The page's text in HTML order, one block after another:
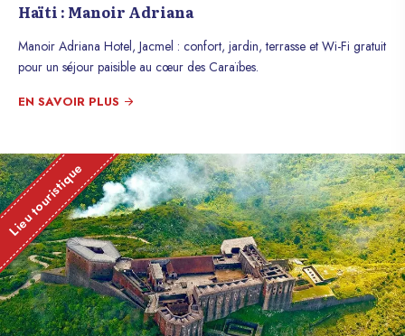
Haïti : Manoir Adriana
Manoir Adriana Hotel, Jacmel : confort, jardin, terrasse et Wi-Fi gratuit
pour un séjour paisible au cœur des Caraïbes.
EN SAVOIR PLUS
Lieu touristique